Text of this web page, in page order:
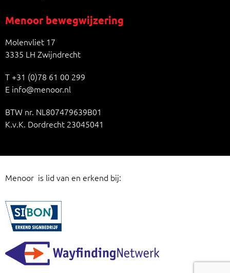
Menoor bewegwijzering
Molenvliet 17
3335 LH Zwijndrecht
T+31 (0)78 61 00 299
E info@menoor.nl
BTW nr. NL807479639B01
K.v.K. Dordrecht 23045041
Menoor is lid van en erkend bij: